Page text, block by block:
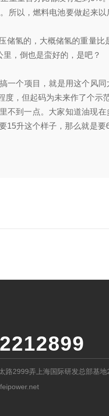
所以，燃料电池要做起来以
储氢的，大概储氢的重量比
，倒也是蛮好的，是吧？
一个项目，就是用这个风同
度，但起码为未来作了个示
不到一点。大家知道油现在
15升这个样子，那么就是要
路2999弄上海国际研发总部基